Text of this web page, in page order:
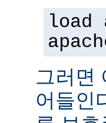
load
그러면
어들인